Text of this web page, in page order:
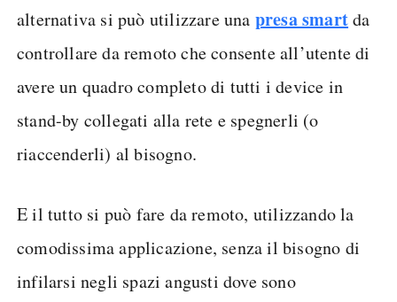
alternativa si può utilizzare una presa smartda
controllare da remoto che consente all’utente di
avere un quadro completo di tutti i device in
stand-by collegati alla rete e spegnerli (o
riaccenderli) al bisogno.
E il tutto si può fare da remoto, utilizzando la
comodissima applicazione, senza il bisogno di
infilarsi negli spazi angusti dove sono